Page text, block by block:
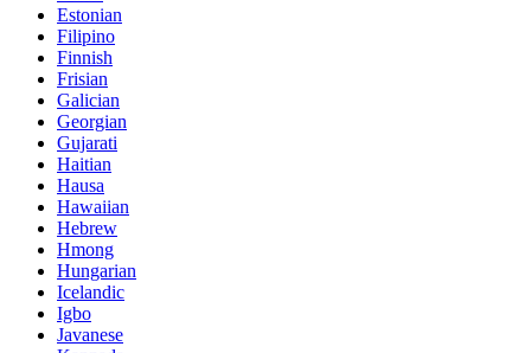
Estonian
Filipino
Finnish
Frisian
Galician
Georgian
Gujarati
Haitian
Hausa
Hawaiian
Hebrew
Hmong
Hungarian
Icelandic
Igbo
Javanese